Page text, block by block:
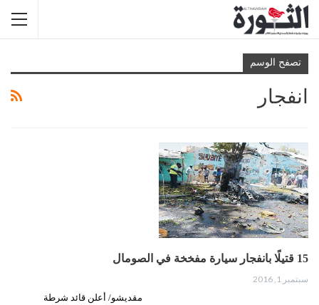
تصفح الوسم
انفجار
15 قتيلًا بانفجار سيارة مفخخة في الصومال
سبتمبر 1, 2016
مقديشو/ أعلن قائد شرطة